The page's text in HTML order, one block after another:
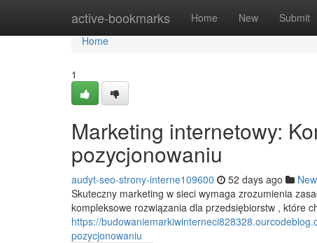
active-bookmarks Home New Submit
Home
Home
1
Marketing internetowy:
pozycjonowaniu
audyt-seo-strony-interne109600 52 days ago
Skuteczny marketing w sieci wymaga zrozumienia
kompleksowe rozwiązania dla przedsiębiorstw , które
https://
pozycjonowaniu